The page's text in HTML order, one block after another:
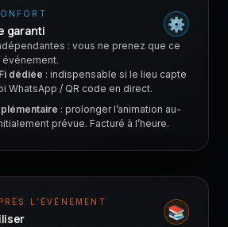
garanti ⚙️
: vous ne prenez que ce
événement.
dédiée : indispensable si le lieu capte
WhatsApp / QR code en direct.
: prolonger l’animation au-
prévue. Facturé à l’heure.
L’ÉVÉNEMENT
📚